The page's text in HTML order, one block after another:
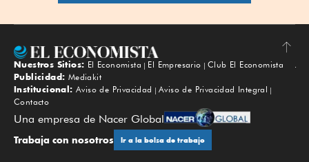
Subir
Nuestros Sitios: El Economista El Empresario
Club El Economista
Publicidad: Mediakit
Institucional: Aviso de Privacidad
Aviso de Privacidad Integral
Contacto
Una empresa de Nacer Global
Trabaja con nosotros Ir a la bolsa de trabajo